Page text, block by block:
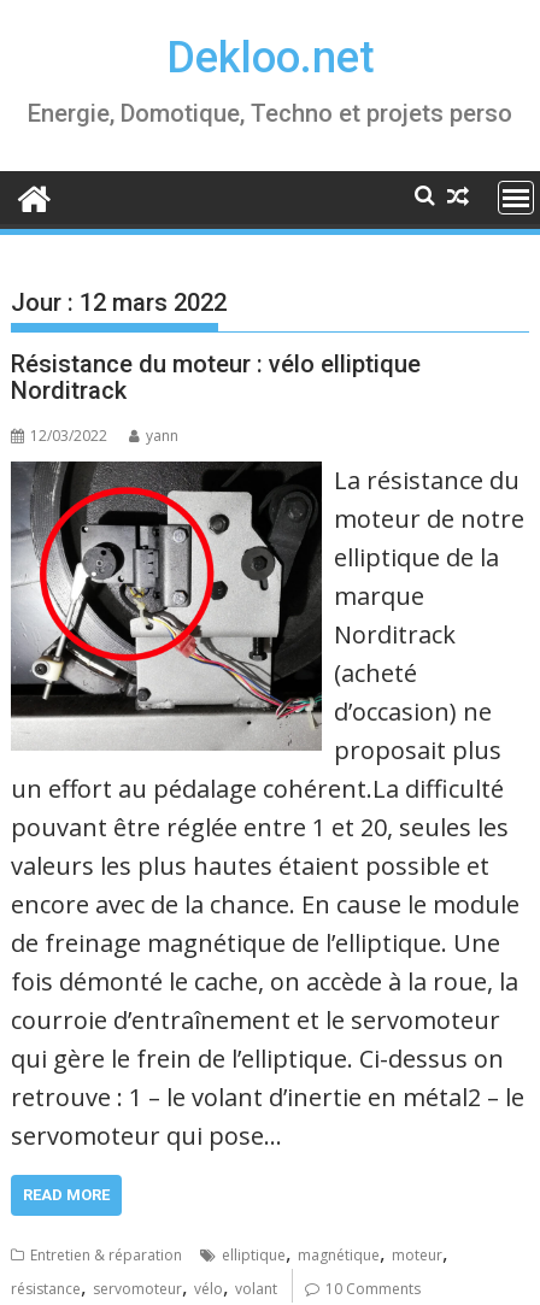
Dekloo.net
Energie, Domotique, Techno et projets perso
Jour : 12 mars 2022
Résistance du moteur : vélo elliptique
Norditrack
12/03/2022 yann
La résistance du
moteur de notre
elliptique de la
marque
Norditrack
(acheté
d’occasion) ne
proposait plus
un effort au pédalage cohérent.La difficulté
pouvant être réglée entre 1 et 20, seules les
valeurs les plus hautes étaient possible et
encore avec de la chance. En cause le module
de freinage magnétique de l’elliptique. Une
fois démonté le cache, on accède à la roue, la
courroie d’entraînement et le servomoteur
qui gère le frein de l’elliptique. Ci-dessus on
retrouve : 1 – le volant d’inertie en métal2 – le
servomoteur qui pose…
READ MORE
Entretien & réparation elliptique, magnétique, moteur,
résistance, servomoteur,vélo,volant 10 Comments